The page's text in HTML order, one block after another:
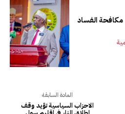
الفساد
المادة السابقة
الاحزاب السياسية تؤيد وقف